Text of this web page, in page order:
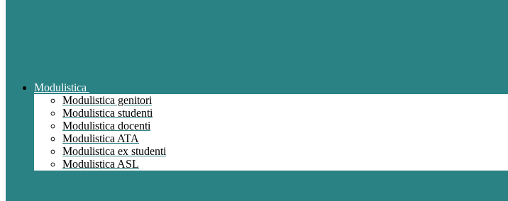
Modulistica
Modulistica genitori
Modulistica studenti
Modulistica docenti
Modulistica ATA
Modulistica ex studenti
Modulistica ASL